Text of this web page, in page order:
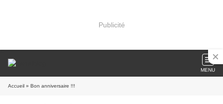
Publicité
MENU
Accueil » Bon anniversaire !!!